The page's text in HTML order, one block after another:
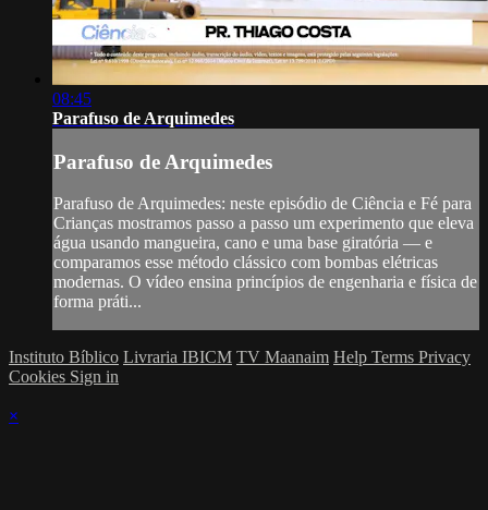
08:45
Parafuso de Arquimedes
Parafuso de Arquimedes
Parafuso de Arquimedes: neste episódio de Ciência e Fé para
Crianças mostramos passo a passo um experimento que eleva
água usando mangueira, cano e uma base giratória — e
comparamos esse método clássico com bombas elétricas
modernas. O vídeo ensina princípios de engenharia e física de
forma práti...
Instituto Bíblico Livraria IBICM TV Maanaim Help Terms Privacy
Cookies Sign in
×